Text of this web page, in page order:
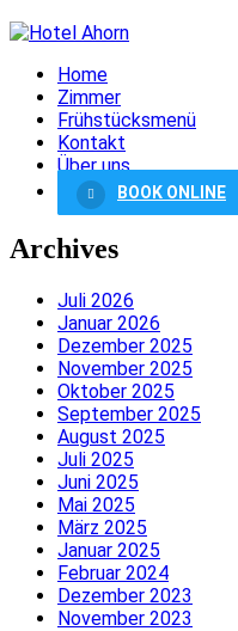
Home
Zimmer
Frühstücksmenü
Kontakt
Über uns
BOOK ONLINE
Archives
Juli 2026
Januar 2026
Dezember 2025
November 2025
Oktober 2025
September 2025
August 2025
Juli 2025
Juni 2025
Mai 2025
März 2025
Januar 2025
Februar 2024
Dezember 2023
November 2023